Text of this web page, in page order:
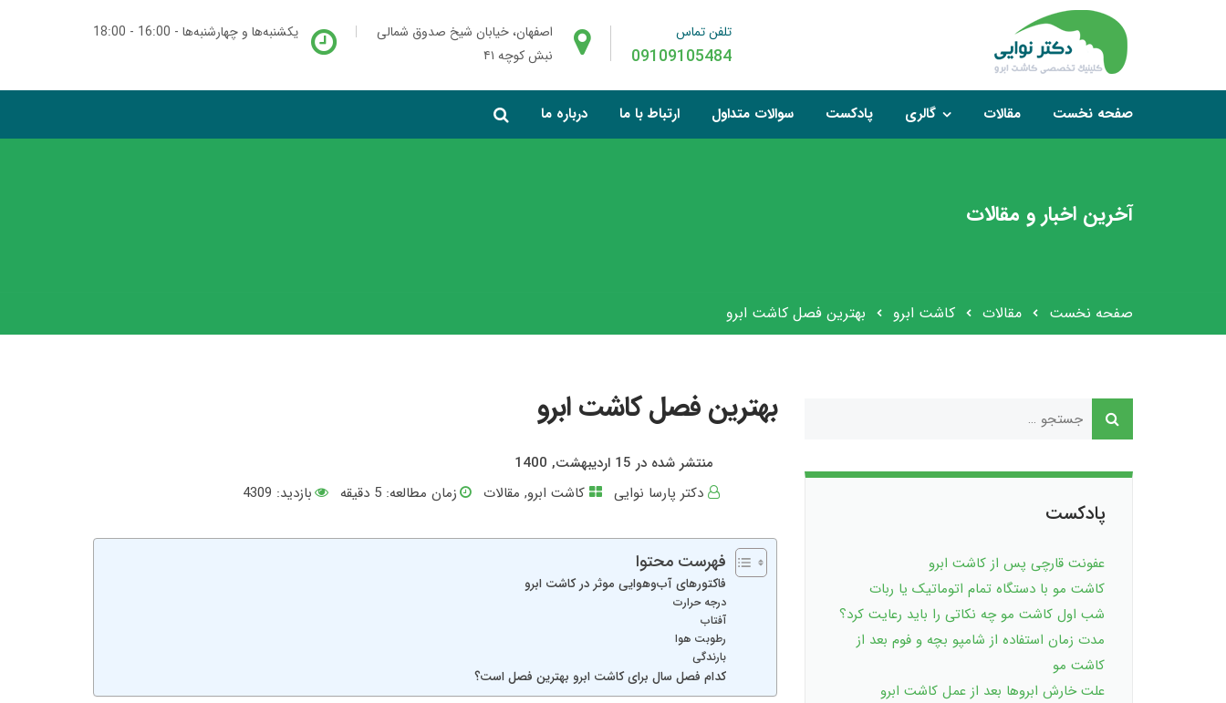
یکشنبه‌ها و چهارشنبه‌ها - 16:00 - 18:00
اصفهان، خیابان شیخ صدوق شمالی
نبش کوچه ۴۱
تلفن تماس
09109105484
صفحه نخست مقالات گالری پادکست سوالات متداول ارتباط با ما درباره ما
آخرین اخبار و مقالات
صفحه نخست مقالات کاشت ابرو بهترین فصل کاشت ابرو
بهترین فصل کاشت ابرو
منتشر شده در 15 اردیبهشت, 1400
دکتر پارسا نوایی
کاشت ابرو, مقالات زمان مطالعه: 5 دقیقه بازدید: 4309
فهرست محتوا
فاکتورهای آب‌وهوایی موثر در کاشت ابرو
درجه حرارت
آفتاب
رطوبت هوا
بارندگی
کدام فصل سال برای کاشت ابرو بهترین فصل است؟
پادکست
عفونت قارچی پس از کاشت ابرو
کاشت مو با دستگاه تمام اتوماتیک یا ربات
شب اول کاشت مو چه نکاتی را باید رعایت کرد؟
مدت زمان استفاده از شامپو بچه و فوم بعد از
کاشت مو
علت خارش ابروها بعد از عمل کاشت ابرو